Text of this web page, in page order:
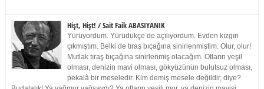
Hişt, Hişt! / Sait Faik ABASIYANIK
Yürüyordum. Yürüdükçe de açılıyordum. Evden kızgın
çıkmıştım. Belki de tıraş bıçağına sinirlenmiştim. Olur, olur!
Mutlak tıraş bıçağına sinirlenmiş olacağım. Otların yeşil
olması, denizin mavi olması, gökyüzünün bulutsuz olması,
pekalâ bir meseledir. Kim demiş mesele değildir, diye?